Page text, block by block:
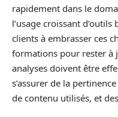
rapidement dans le
l’usage croissant
clients à embrasser ces
formations pour rester à
analyses doivent être
s’assurer de la
de contenu utilisés, et